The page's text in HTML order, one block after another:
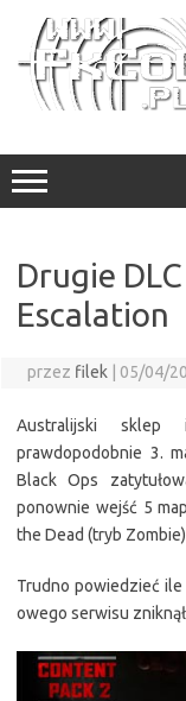
treści
Drugie
Escalation
przez filek 05/04/
Australijski sklep
prawdopodobnie 3.
Black Ops
ponownie wejść 5
the Dead (tryb
Trudno powiedzieć
owego serwisu